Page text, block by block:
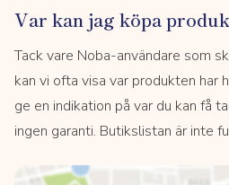
Var kan jag köpa
Tack vare Noba-användare som
kan vi ofta visa var produkten har
ge en indikation på var du kan få
ingen garanti. Butikslistan är inte